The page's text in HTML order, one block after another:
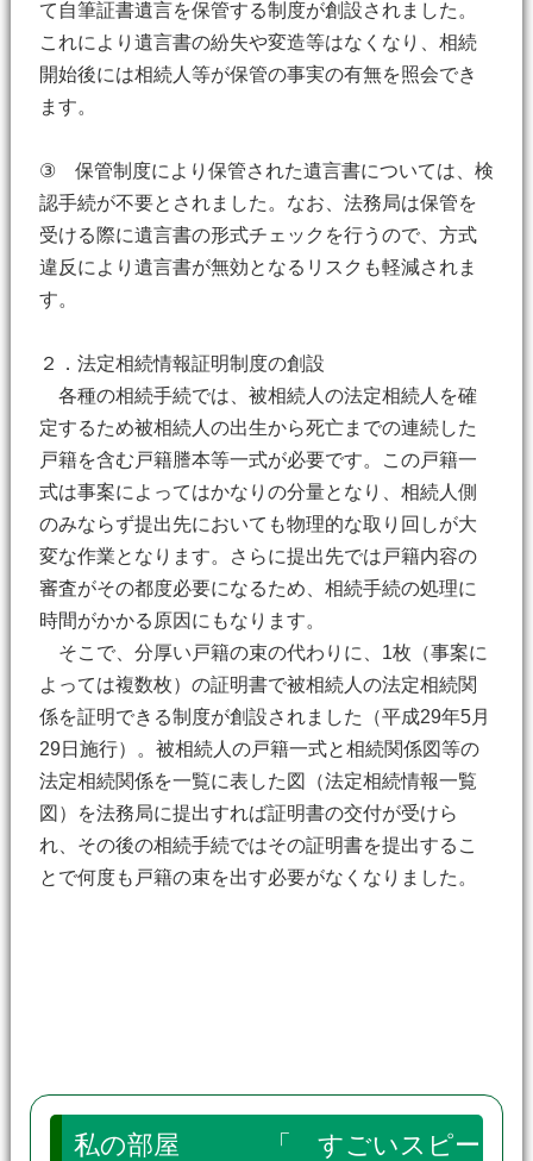
て自筆証書遺言を保管する制度が創設されました。
これにより遺言書の紛失や変造等はなくなり、相続
開始後には相続人等が保管の事実の有無を照会でき
ます。
③ 保管制度により保管された遺言書については、検
認手続が不要とされました。なお、法務局は保管を
受ける際に遺言書の形式チェックを行うので、方式
違反により遺言書が無効となるリスクも軽減されま
す。
２．法定相続情報証明制度の創設
各種の相続手続では、被相続人の法定相続人を確
定するため被相続人の出生から死亡までの連続した
戸籍を含む戸籍謄本等一式が必要です。この戸籍一
式は事案によってはかなりの分量となり、相続人側
のみならず提出先においても物理的な取り回しが大
変な作業となります。さらに提出先では戸籍内容の
審査がその都度必要になるため、相続手続の処理に
時間がかかる原因にもなります。
そこで、分厚い戸籍の束の代わりに、1枚（事案に
よっては複数枚）の証明書で被相続人の法定相続関
係を証明できる制度が創設されました（平成29年5月
29日施行）。被相続人の戸籍一式と相続関係図等の
法定相続関係を一覧に表した図（法定相続情報一覧
図）を法務局に提出すれば証明書の交付が受けら
れ、その後の相続手続ではその証明書を提出するこ
とで何度も戸籍の束を出す必要がなくなりました。
私の部屋 「 すごいスピー